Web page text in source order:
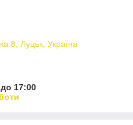
8, Луцьк, Україна
17:00